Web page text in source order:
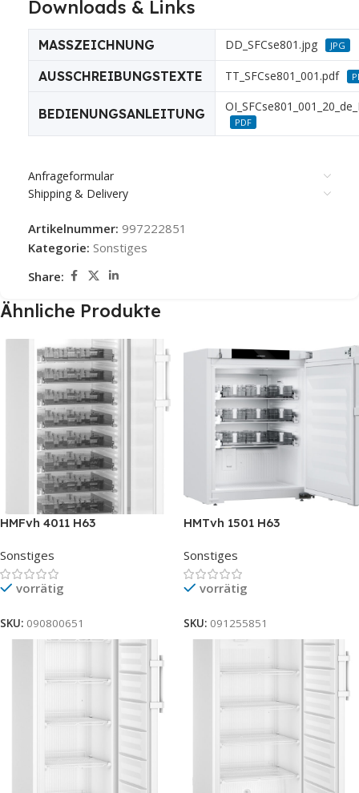
Downloads & Links
MASSZEICHNUNG DD_SFCse801.jpg JPG
AUSSCHREIBUNGSTEXTE TT_SFCse801_001.pdf
BEDIENUNGSANLEITUNG
PDF
Anfrageformular
Shipping & Delivery
Artikelnummer: 997222851
Kategorie: Sonstiges
Share:
Ähnliche Produkte
HMFvh 4011 H63
Sonstiges
vorrätig
SKU: 090800651
HMTvh 1501 H63
Sonstiges
vorrätig
SKU: 091255851